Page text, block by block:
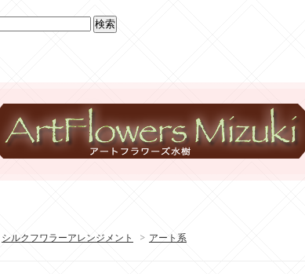
シルクフワラーアレンジメント > アート系